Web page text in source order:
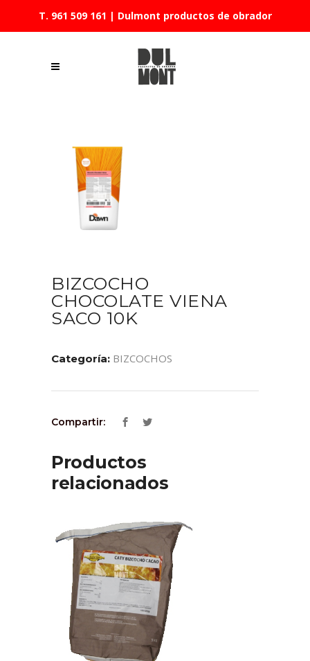
T. 961 509 161 | Dulmont productos de obrador
BIZCOCHO
CHOCOLATE VIENA
SACO 10K
Categoría: BIZCOCHOS
Compartir:
Productos
relacionados